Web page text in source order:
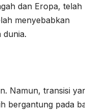
dan Eropa, telah
menyebabkan
dunia.
Namun, transisi
bergantung pada